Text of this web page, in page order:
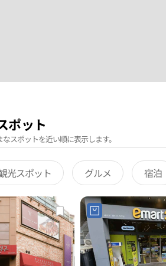
ポット
スポットを近い順に表示します。
光スポット グルメ 宿泊